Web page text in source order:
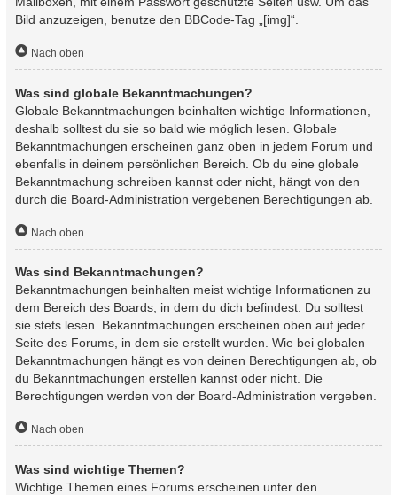
Bild anzuzeigen, benutze den BBCode-Tag „[img]“.
Nach oben
Was sind globale Bekanntmachungen?
Globale Bekanntmachungen beinhalten wichtige Informationen,
deshalb solltest du sie so bald wie möglich lesen. Globale
Bekanntmachungen erscheinen ganz oben in jedem Forum und
ebenfalls in deinem persönlichen Bereich. Ob du eine globale
Bekanntmachung schreiben kannst oder nicht, hängt von den
durch die Board-Administration vergebenen Berechtigungen ab.
Nach oben
Was sind Bekanntmachungen?
Bekanntmachungen beinhalten meist wichtige Informationen zu
dem Bereich des Boards, in dem du dich befindest. Du solltest
sie stets lesen. Bekanntmachungen erscheinen oben auf jeder
Seite des Forums, in dem sie erstellt wurden. Wie bei globalen
Bekanntmachungen hängt es von deinen Berechtigungen ab, ob
du Bekanntmachungen erstellen kannst oder nicht. Die
Berechtigungen werden von der Board-Administration vergeben.
Nach oben
Was sind wichtige Themen?
Wichtige Themen eines Forums erscheinen unter den